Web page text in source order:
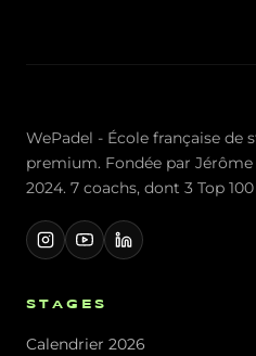
WePadel - École française de
premium. Fondée par
2024. 7 coachs, dont 3 Top
STAGES
Calendrier 2026